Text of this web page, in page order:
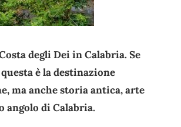
degli Dei in Calabria. Se
è la destinazione
ma anche storia antica, arte
angolo di Calabria.